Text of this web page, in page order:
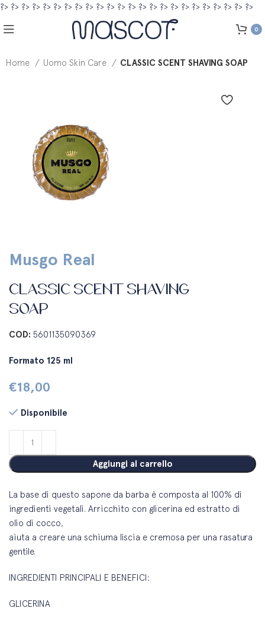
?> ?> ?> ?> ?> ?> ?> ?> ?> ?> ?> ?> ?> ?> ?> ?> ?> ?> ?> ?> ?> ?> ?> ?>
0
Home Uomo Skin Care CLASSIC SCENT SHAVING SOAP
Musgo Real
CLASSIC SCENT SHAVING
SOAP
COD:5601135090369
Formato 125 ml
€18,00
Disponibile
Aggiungi al carrello
La base di questo sapone da barba è composta al 100% di
ingredienti vegetali. Arricchito con glicerina ed estratto di
olio di cocco,
aiuta a creare una schiuma liscia e cremosa per una rasatura
gentile.
INGREDIENTI PRINCIPALI E BENEFICI:
GLICERINA